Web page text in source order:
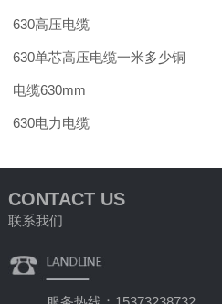
630高压电缆
630单芯高压电缆一米多少铜
电缆630mm
630电力电缆
CONTACT US
联系我们